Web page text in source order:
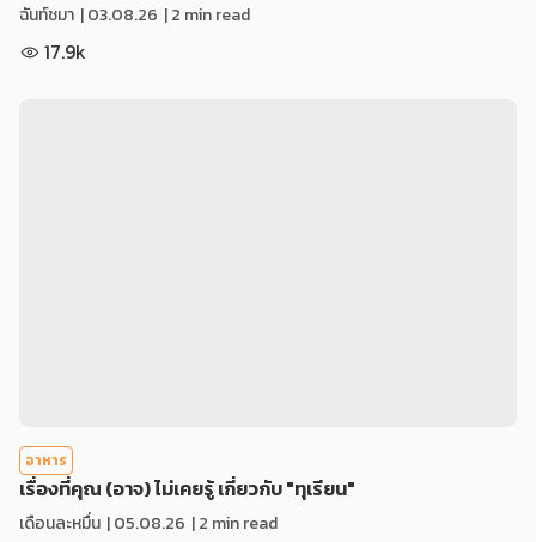
ฉันท์ชมา |03.08.26 | 2 min read
17.9k
อาหาร
เรื่องที่คุณ (อาจ) ไม่เคยรู้ เกี่ยวกับ "ทุเรียน"
เดือนละหมื่น |05.08.26 | 2 min read